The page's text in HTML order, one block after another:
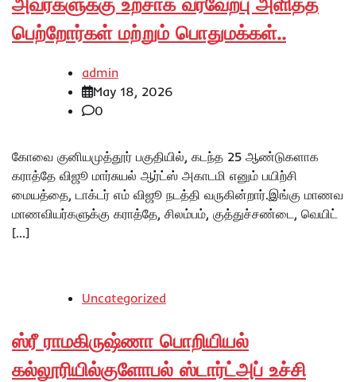
பெற்றோர்கள் மற்றும் பொதுமக்கள்..
admin
May 18, 2026
0
கோவை குனியமுத்தூர் பகுதியில், கடந்த 25 ஆண்டுகளாக
கராத்தே விஜூ மார்சுயல் ஆர்ட்ஸ் அகாடமி எனும் பயிற்சி
மையத்தை, டாக்டர் எம் விஜூ நடத்தி வருகின்றார்.இங்கு மாணவ
மாணவியர்களுக்கு கராத்தே, சிலம்பம், குத்துச்சண்டை, வெயிட்
[…]
Uncategorized
ஸ்ரீ ராமகிருஷ்ணா பொறியியல்
கல்லூரியில்குளோபல் ஸ்டார்ட்அப் உச்சி